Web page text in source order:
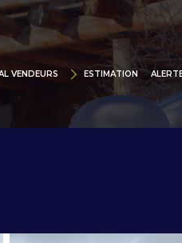
VENDEURS
VENDEURS
DIGITALE
PUBLICITAIRES
LEX IMMOBILIER
ESTIMATION